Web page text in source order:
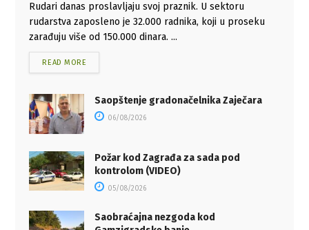
Rudari danas proslavljaju svoj praznik. U sektoru
rudarstva zaposleno je 32.000 radnika, koji u proseku
zarađuju više od 150.000 dinara. ...
READ MORE
Saopštenje gradonačelnika Zaječara
06/08/2026
Požar kod Zagrađa za sada pod
kontrolom (VIDEO)
05/08/2026
Saobraćajna nezgoda kod